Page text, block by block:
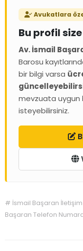
Avukatlara
Bu profil
Av. İsmail
Barosu
bir bilgi varsa
mevzuata uygun
isteyebilirsiniz.
# İsmail Başaran İletişim
Başaran Telefon